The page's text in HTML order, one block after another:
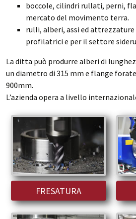
boccole, cilindri rullati, perni,
mercato del movimento terra.
rulli, alberi, assi ed attrezzature
profilatrici e per il settore
La ditta può produrre alberi di
un diametro di 315 mm e flange
900mm.
L’azienda opera a livello
FRESATURA